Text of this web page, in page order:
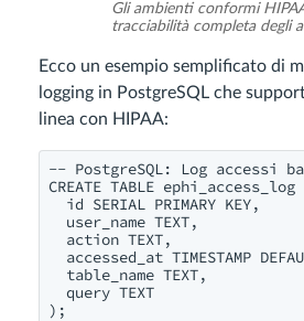
Gli ambienti conformi
tracciabilità completa degli
Ecco un esempio semplificato di
logging in PostgreSQL che
linea con HIPAA:
-- PostgreSQL: Log accessi
CREATE TABLE
  id SERIAL PRIMARY KEY,
  user_name TEXT,
  action TEXT,
accessed_at TIMESTAMP
  table_name TEXT,
  query TEXT
);